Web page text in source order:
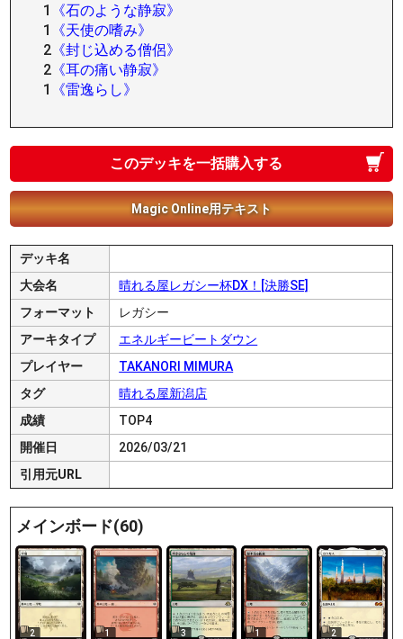
1
《石のような静寂》
1
《天使の嗜み》
2 《封じ込める僧侶》
2 《耳の痛い静寂》
1
《雷逸らし》
このデッキを一括購入する
Magic Online用テキスト
デッキ名
大会名
晴れる屋レガシー杯DX！[決勝SE]
フォーマット
レガシー
アーキタイプ
エネルギービートダウン
プレイヤー
TAKANORI MIMURA
タグ
晴れる屋新潟店
成績
TOP4
開催日
2026/03/21
引用元URL
メインボード(60)
2 1 3 1 2